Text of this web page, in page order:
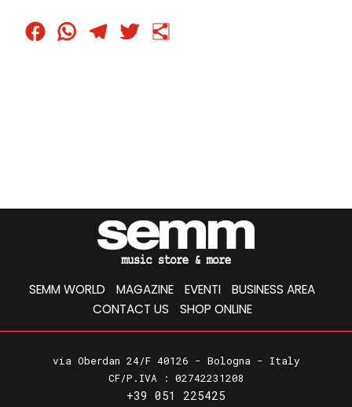
Facebook
WhatsApp
Telegram
Twitter
SEMM WORLD MAGAZINE EVENTI
BUSINESS AREA
CONTACT US
SHOP ONLINE
via Oberdan 24/F 40126 - Bologna - Italy
CF/P.IVA : 02742231208
+39 051 225425